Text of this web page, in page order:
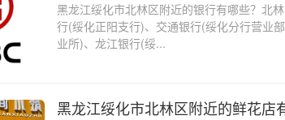
黑龙江绥化市北林区附近的银行有哪些？北
行(绥化正阳支行)、交通银行(绥化分行营业
业所)、龙江银行(绥...
黑龙江绥化市北林区附近的鲜花店